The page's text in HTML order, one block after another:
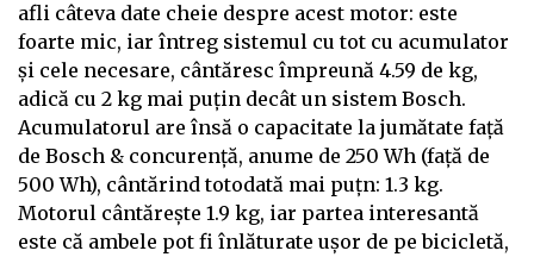
afli câteva date cheie despre acest motor: este
foarte mic, iar întreg sistemul cu tot cu acumulator
și cele necesare, cântăresc împreună 4.59 de kg,
adică cu 2 kg mai puțin decât un sistem Bosch.
Acumulatorul are însă o capacitate la jumătate față
de Bosch & concurență, anume de 250 Wh (față de
500 Wh), cântărind totodată mai puțn: 1.3 kg.
Motorul cântărește 1.9 kg, iar partea interesantă
este că ambele pot fi înlăturate ușor de pe bicicletă,